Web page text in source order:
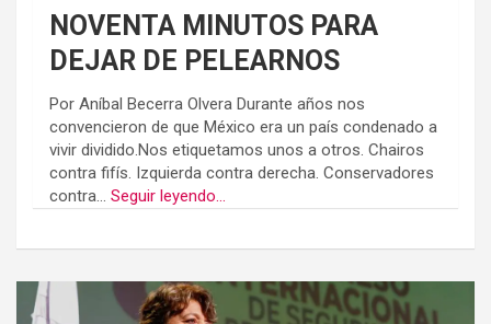
NOVENTA MINUTOS PARA
DEJAR DE PELEARNOS
Por Aníbal Becerra Olvera Durante años nos
convencieron de que México era un país condenado a
vivir dividido.Nos etiquetamos unos a otros. Chairos
contra fifís. Izquierda contra derecha. Conservadores
contra... Seguir leyendo...